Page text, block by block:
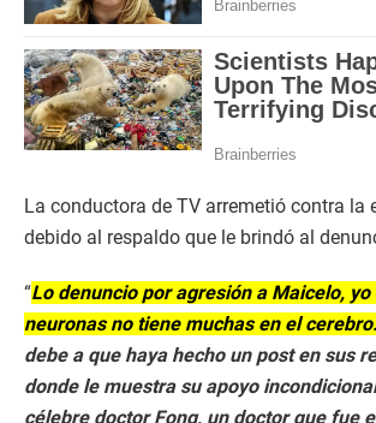
La conductora de TV arremetió contra la
debido al respaldo que le brindó al
“Lo denuncio por agresión a Maicelo, yo
neuronas no tiene muchas en el cerebro.
debe a que haya hecho un post en sus
donde le muestra su apoyo
célebre doctor Fong, un doctor que fue